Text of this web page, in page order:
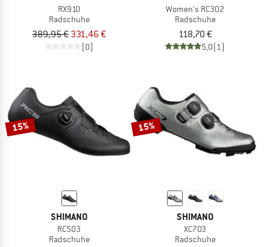
RX910
Radschuhe
389,95 € 331,46 €
(0)
Women's RC302
Radschuhe
118,70 €
5,0(1)
15%
SHIMANO
RC503
Radschuhe
15%
SHIMANO
XC703
Radschuhe